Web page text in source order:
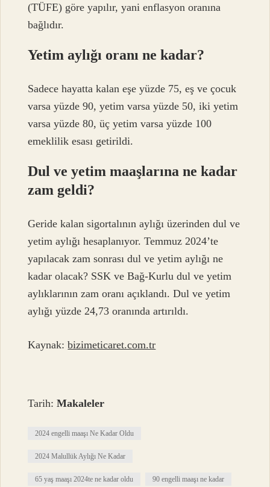
(TÜFE) göre yapılır, yani enflasyon oranına
bağlıdır.
Yetim aylığı oranı ne kadar?
Sadece hayatta kalan eşe yüzde 75, eş ve çocuk
varsa yüzde 90, yetim varsa yüzde 50, iki yetim
varsa yüzde 80, üç yetim varsa yüzde 100
emeklilik esası getirildi.
Dul ve yetim maaşlarına ne kadar
zam geldi?
Geride kalan sigortalının aylığı üzerinden dul ve
yetim aylığı hesaplanıyor. Temmuz 2024’te
yapılacak zam sonrası dul ve yetim aylığı ne
kadar olacak? SSK ve Bağ-Kurlu dul ve yetim
aylıklarının zam oranı açıklandı. Dul ve yetim
aylığı yüzde 24,73 oranında artırıldı.
Kaynak:bizimeticaret.com.tr
Tarih:Makaleler
2024 engelli maaşı Ne Kadar Oldu
2024 Malullük Aylığı Ne Kadar
65 yaş maaşı 2024te ne kadar oldu 90 engelli maaşı ne kadar